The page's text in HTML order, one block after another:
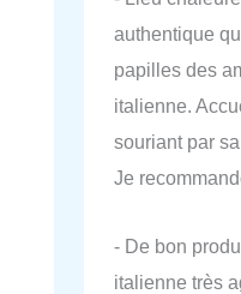
authentique
papilles des
italienne.
souriant par
Je
- De bon
italienne très